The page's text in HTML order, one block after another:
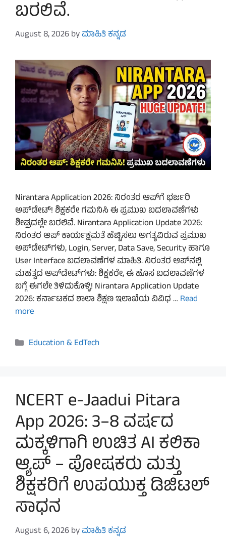
ಬರಲಿವೆ.
August 8, 2026byಮಾಹಿತಿ ಕನ್ನಡ
Nirantara Application 2026: ನಿರಂತರ ಆಪ್‌ಗೆ ಭರ್ಜರಿ
ಅಪ್‌ಡೇಟ್! ಶಿಕ್ಷಕರೇ ಗಮನಿಸಿ ಈ ಪ್ರಮುಖ ಬದಲಾವಣೆಗಳು
ಶೀಘ್ರದಲ್ಲೇ ಬರಲಿವೆ. Nirantara Application Update 2026:
ನಿರಂತರ ಆಪ್ ಕಾರ್ಯಕ್ಷಮತೆ ಹೆಚ್ಚಿಸಲು ಅಗತ್ಯವಿರುವ ಪ್ರಮುಖ
ಅಪ್‌ಡೇಟ್‌ಗಳು, Login, Server, Data Save, Security ಹಾಗೂ
User Interface ಬದಲಾವಣೆಗಳ ಮಾಹಿತಿ. ನಿರಂತರ ಆಪ್‌ನಲ್ಲಿ
ಮಹತ್ವದ ಅಪ್‌ಡೇಟ್‌ಗಳು: ಶಿಕ್ಷಕರೇ, ಈ ಹೊಸ ಬದಲಾವಣೆಗಳ
ಬಗ್ಗೆ ಈಗಲೇ ತಿಳಿದುಕೊಳ್ಳಿ! Nirantara Application Update
2026: ಕರ್ನಾಟಕದ ಶಾಲಾ ಶಿಕ್ಷಣ ಇಲಾಖೆಯ ವಿವಿಧ … Read
more
Categories
Education & EdTech
NCERT e-Jaadui Pitara
App 2026: 3–8 ವರ್ಷದ
ಮಕ್ಕಳಿಗಾಗಿ ಉಚಿತ AI ಕಲಿಕಾ
ಆ್ಯಪ್ – ಪೋಷಕರು ಮತ್ತು
ಶಿಕ್ಷಕರಿಗೆ ಉಪಯುಕ್ತ ಡಿಜಿಟಲ್
ಸಾಧನ
August 6, 2026byಮಾಹಿತಿ ಕನ್ನಡ